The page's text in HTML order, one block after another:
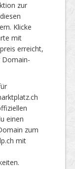
zur
Klicke
mit
erreicht,
Domain-
einen
zum
mit